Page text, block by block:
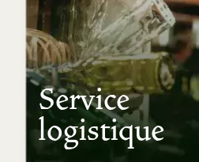
Service
logistique